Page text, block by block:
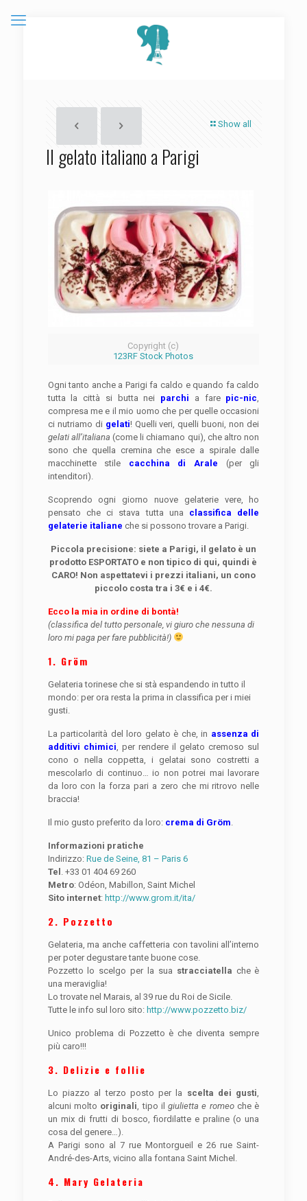
Show all
Il gelato italiano a Parigi
Copyright (c)
123RF Stock Photos
Ogni tanto anche a Parigi fa caldo e quando fa caldo
tutta la città si butta nei parchi a fare pic-nic,
compresa me e il mio uomo che per quelle occasioni
ci nutriamo di gelati! Quelli veri, quelli buoni, non dei
gelati all’italiana (come li chiamano qui), che altro non
sono che quella cremina che esce a spirale dalle
macchinette stile cacchina di Arale (per gli
intenditori).
Scoprendo ogni giorno nuove gelaterie vere, ho
pensato che ci stava tutta una classifica delle
gelaterie italiane che si possono trovare a Parigi.
Piccola precisione: siete a Parigi, il gelato è un
prodotto ESPORTATO e non tipico di qui, quindi è
CARO! Non aspettatevi i prezzi italiani, un cono
piccolo costa tra i 3€ e i 4€.
Ecco la mia in ordine di bontà!
(classifica del tutto personale, vi giuro che nessuna di
loro mi paga per fare pubblicità!)
1. Gröm
Gelateria torinese che si stà espandendo in tutto il
mondo: per ora resta la prima in classifica per i miei
gusti.
La particolarità del loro gelato è che, in assenza di
additivi chimici, per rendere il gelato cremoso sul
cono o nella coppetta, i gelatai sono costretti a
mescolarlo di continuo… io non potrei mai lavorare
da loro con la forza pari a zero che mi ritrovo nelle
braccia!
Il mio gusto preferito da loro: crema di Gröm.
Informazioni pratiche
Indirizzo: Rue de Seine, 81 – Paris 6
Tel . +33 01 404 69 260
Metro: Odéon, Mabillon, Saint Michel
Sito internet: http://www.grom.it/ita/
2. Pozzetto
Gelateria, ma anche caffetteria con tavolini all’interno
per poter degustare tante buone cose.
Pozzetto lo scelgo per la sua stracciatella che è
una meraviglia!
Lo trovate nel Marais, al 39 rue du Roi de Sicile.
Tutte le info sul loro sito: http://www.pozzetto.biz/
Unico problema di Pozzetto è che diventa sempre
più caro!!!
3. Delizie e follie
Lo piazzo al terzo posto per la scelta dei gusti,
alcuni molto originali, tipo ilgiulietta e romeoche è
un mix di frutti di bosco, fiordilatte e praline (o una
cosa del genere…).
A Parigi sono al 7 rue Montorgueil e 26 rue Saint-
André-des-Arts, vicino alla fontana Saint Michel.
4. Mary Gelateria